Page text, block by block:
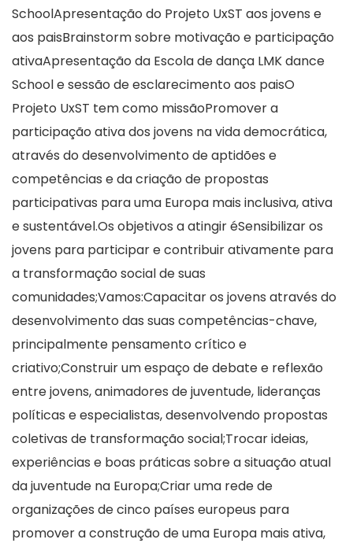
SchoolApresentação do Projeto UxST aos jovens e
aos paisBrainstorm sobre motivação e participação
ativaApresentação da Escola de dança LMK dance
School e sessão de esclarecimento aos paisO
Projeto UxST tem como missãoPromover a
participação ativa dos jovens na vida democrática,
através do desenvolvimento de aptidões e
competências e da criação de propostas
participativas para uma Europa mais inclusiva, ativa
e sustentável.Os objetivos a atingir éSensibilizar os
jovens para participar e contribuir ativamente para
a transformação social de suas
comunidades;Vamos:Capacitar os jovens através do
desenvolvimento das suas competências-chave,
principalmente pensamento crítico e
criativo;Construir um espaço de debate e reflexão
entre jovens, animadores de juventude, lideranças
políticas e especialistas, desenvolvendo propostas
coletivas de transformação social;Trocar ideias,
experiências e boas práticas sobre a situação atual
da juventude na Europa;Criar uma rede de
organizações de cinco países europeus para
promover a construção de uma Europa mais ativa,